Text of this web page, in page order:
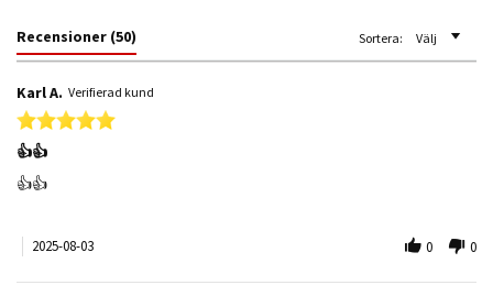
Recensioner (50) Sortera: Välj
Karl A. Verifierad kund
5.0 star rating
👍👍
Review by Karl A. on 3 Aug 2025
review stating 👍👍
👍👍
2025-08-03 0 0